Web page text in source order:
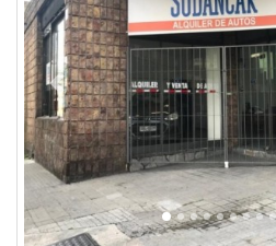
Previous